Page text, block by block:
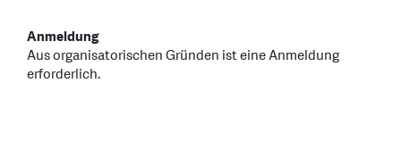
Anmeldung
Aus organisatorischen Gründen ist eine Anmeldung
erforderlich.